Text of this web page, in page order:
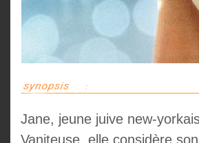
Jane, jeune juive new-
Vaniteuse, elle considère